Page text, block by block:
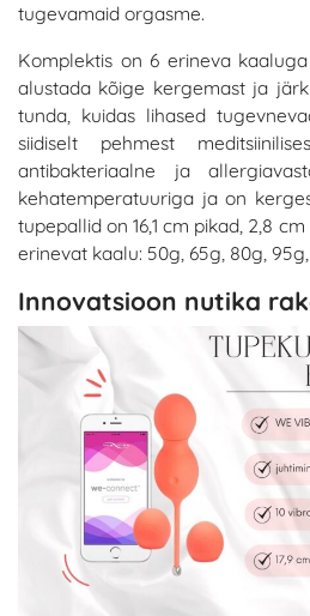
tugevamaid orgasme.
Komplektis on 6 erineva
alustada kõige kergemast ja
tunda, kuidas lihased
siidiselt pehmest
antibakteriaalne ja
kehatemperatuuriga ja on
tupepallid on 16,1 cm pikad, 2,8
erinevat kaalu: 50g, 65g, 80g, 95g,
Innovatsioon nutika